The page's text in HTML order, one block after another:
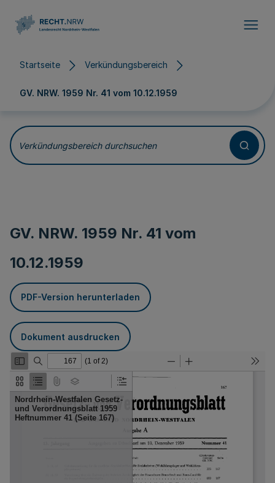
Startseite Verkündungsbereich
GV. NRW. 1959 Nr. 41 vom 10.12.1959
Verkündungsbereich durchsuchen
GV. NRW. 1959 Nr. 41 vom
10.12.1959
PDF-Version herunterladen
Dokument ausdrucken